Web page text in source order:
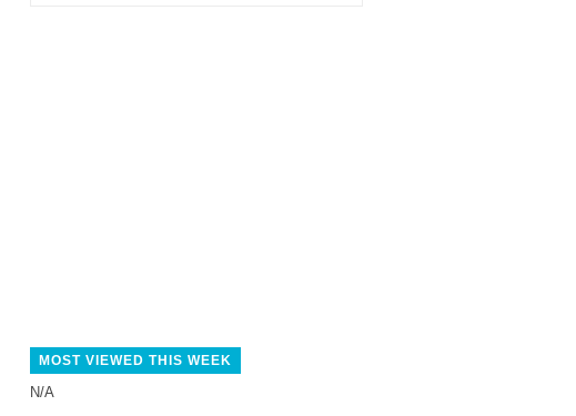
MOST VIEWED THIS WEEK
N/A